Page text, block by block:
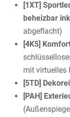
[1XT]
beheizbar
abgeflacht)
[4K5]
mit virtuelles
[5TD]
[PAH]